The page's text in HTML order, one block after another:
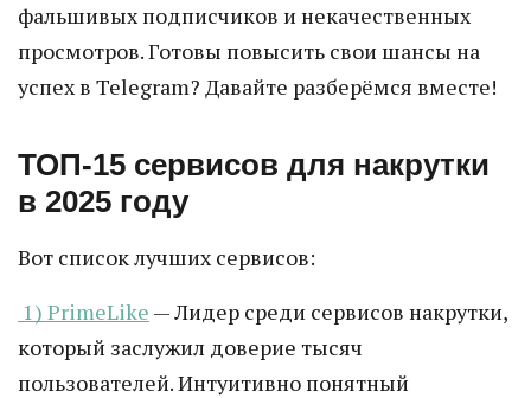
фальшивых подписчиков и некачественных
просмотров. Готовы повысить свои шансы на
успех в Telegram? Давайте разберёмся вместе!
ТОП-15 сервисов для накрутки
в 2025 году
Вот список лучших сервисов:
1) PrimeLike — Лидер среди сервисов накрутки,
который заслужил доверие тысяч
пользователей. Интуитивно понятный